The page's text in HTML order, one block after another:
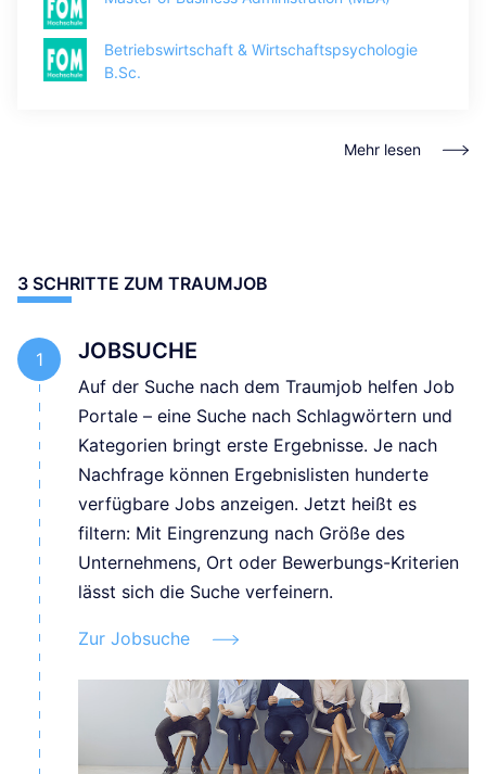
Betriebswirtschaft & Wirtschaftspsychologie
B.Sc.
Mehr lesen
3 SCHRITTE ZUM TRAUMJOB
JOBSUCHE
Auf der Suche nach dem Traumjob helfen Job
Portale – eine Suche nach Schlagwörtern und
Kategorien bringt erste Ergebnisse. Je nach
Nachfrage können Ergebnislisten hunderte
verfügbare Jobs anzeigen. Jetzt heißt es
filtern: Mit Eingrenzung nach Größe des
Unternehmens, Ort oder Bewerbungs-Kriterien
lässt sich die Suche verfeinern.
Zur Jobsuche